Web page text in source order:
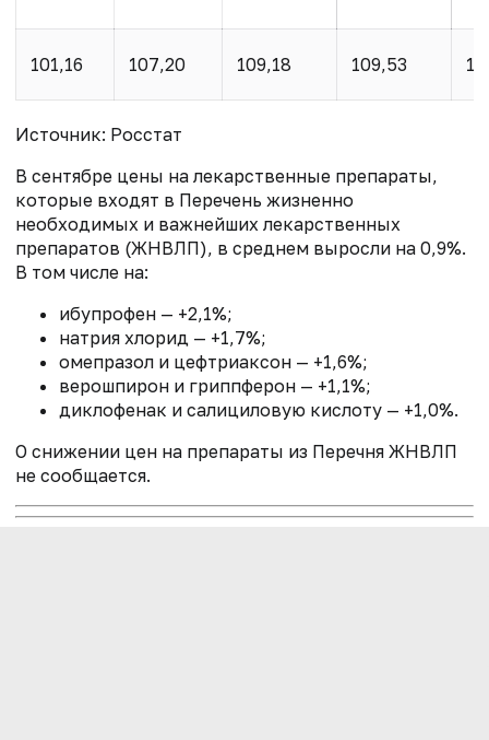
101,16 107,20 109,18 109,53
Источник: Росстат
В сентябре цены на лекарственные препараты,
которые входят в Перечень жизненно
необходимых и важнейших лекарственных
препаратов (ЖНВЛП), в среднем выросли на 0,9%.
В том числе на:
ибупрофен — +2,1%;
натрия хлорид — +1,7%;
омепразол и цефтриаксон — +1,6%;
верошпирон и гриппферон — +1,1%;
диклофенак и салициловую кислоту — +1,0%.
О снижении цен на препараты из Перечня ЖНВЛП
не сообщается.